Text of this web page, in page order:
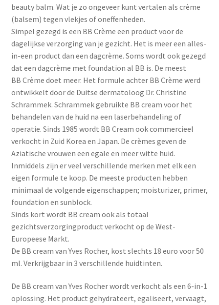
Verzorgingsproducten
Wasbaar maandverband
Wasbare zoogcompressen
Oefenbroekjes – zindelijkheidstraining
Diverse
Contact
beauty balm. Wat je zo ongeveer kunt vertalen als crème
(balsem) tegen vlekjes of oneffenheden.
Simpel gezegd is een BB Crème een product voor de
dagelijkse verzorging van je gezicht. Het is meer een alles-
in-een product dan een dagcrème. Soms wordt ook gezegd
dat een dagcrème met foundation al BB is. De meest
BB Crème doet meer. Het formule achter BB Crème werd
ontwikkelt door de Duitse dermatoloog Dr. Christine
Schrammek. Schrammek gebruikte BB cream voor het
behandelen van de huid na een laserbehandeling of
operatie. Sinds 1985 wordt BB Cream ook commercieel
verkocht in Zuid Korea en Japan. De crèmes geven de
Aziatische vrouwen een egale en meer witte huid.
Inmiddels zijn er veel verschillende merken met elk een
eigen formule te koop. De meeste producten hebben
minimaal de volgende eigenschappen; moisturizer, primer,
foundation en sunblock.
Sinds kort wordt BB cream ook als totaal
gezichtsverzorgingproduct verkocht op de West-
Europeese Markt.
De BB cream van Yves Rocher, kost slechts 18 euro voor 50
ml. Verkrijgbaar in 3 verschillende huidtinten.
De BB cream van Yves Rocher wordt verkocht als een 6-in-1
oplossing. Het product gehydrateert, egaliseert, vervaagt,